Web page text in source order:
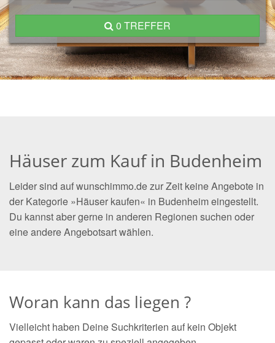
0 TREFFER
Häuser zum Kauf in Budenheim
Leider sind auf wunschimmo.de zur Zeit keine Angebote in
der Kategorie »Häuser kaufen« in Budenheim eingestellt.
Du kannst aber gerne in anderen Regionen suchen oder
eine andere Angebotsart wählen.
Woran kann das liegen ?
Vielleicht haben Deine Suchkriterien auf kein Objekt